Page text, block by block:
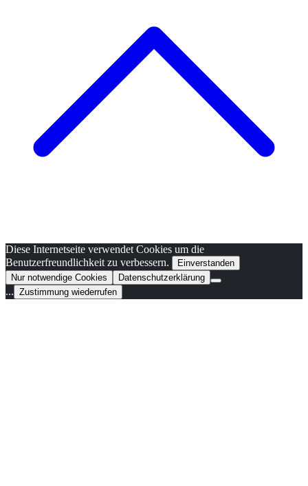
Diese Internetseite verwendet Cookies um die
Benutzerfreundlichkeit zu verbessern.
Einverstanden
Nur notwendige Cookies
Datenschutzerklärung
... Zustimmung wiederrufen